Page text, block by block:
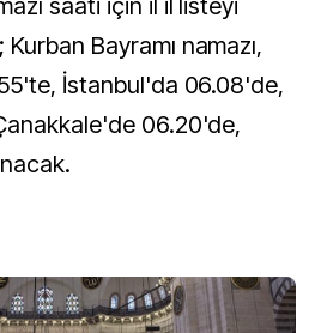
saati için il il listeyi
Bayramı namazı,
İstanbul'da 06.08'de,
06.20'de,